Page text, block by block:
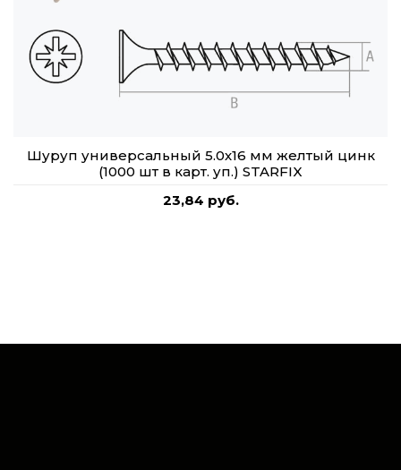
Шуруп универсальный 5.0х16 мм желтый цинк
(1000 шт в карт. уп.) STARFIX
23,84 руб.